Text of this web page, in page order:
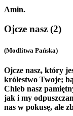
Amin.
Ojcze nasz (2)
(Modlitwa Pańska)
Ojcze nasz, który
królestwo Twoje;
Chleb nasz
jak i my
nas w pokusę, ale